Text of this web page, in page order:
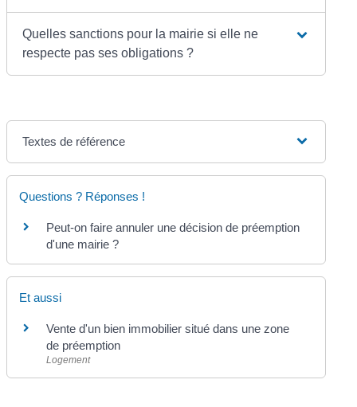
Quelles sanctions pour la mairie si elle ne
respecte pas ses obligations ?
Textes de référence
Questions ? Réponses !
Peut-on faire annuler une décision de préemption
d'une mairie ?
Et aussi
Vente d'un bien immobilier situé dans une zone
de préemption
Logement